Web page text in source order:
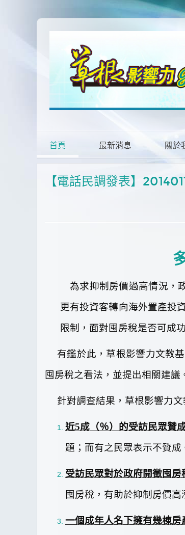
首頁 最新消息 關於
【電話民調發表】
為求抑制房價過高情況，
更有投資客轉向海外置產投
限制，面對囤房稅是否可成
有鑑於此，草根影響力文教
囤房稅之看法，並提出相關建議
針對調查結果，草根影響力
近5成（％）的受訪民眾贊
題；而有之民眾表示不贊成
受訪民眾對於政府開徵囤
囤房稅，有助於抑制房價
一個成年人名下擁有幾棟房